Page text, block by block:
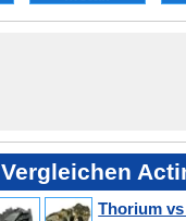
Vergleichen
Thorium